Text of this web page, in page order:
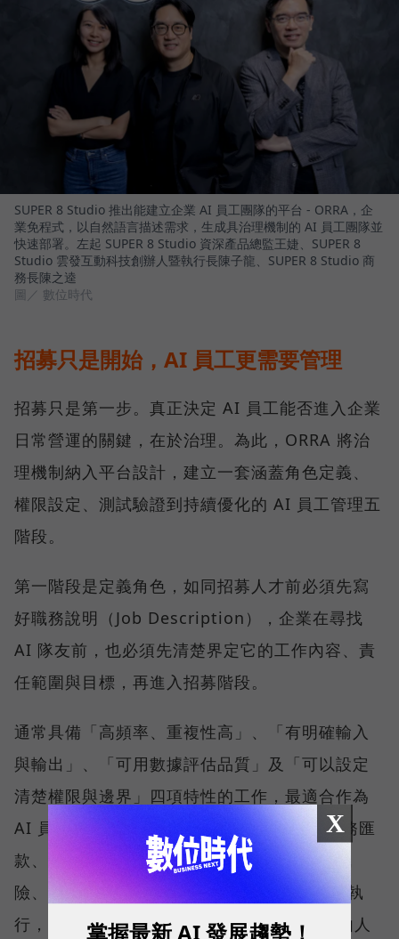
SUPER 8 Studio 推出能建立企業 AI 員工團隊的平台 - ORRA，企
業免程式，以自然語言描述需求，生成具治理機制的 AI 員工團隊並
快速部署。左起 SUPER 8 Studio 資深產品總監王婕、SUPER 8
Studio 雲發互動科技創辦人暨執行長陳子龍、SUPER 8 Studio 商
務長陳之逵
圖／ 數位時代
招募只是開始，AI 員工更需要管理
招募只是第一步。真正決定 AI 員工能否進入企業
日常營運的關鍵，在於治理。為此，ORRA 將治
理機制納入平台設計，建立一套涵蓋角色定義、
權限設定、測試驗證到持續優化的 AI 員工管理五
階段。
第一階段是定義角色，如同招募人才前必須先寫
好職務說明（Job Description），企業在尋找
AI 隊友前，也必須先清楚界定它的工作內容、責
任範圍與目標，再進入招募階段。
通常具備「高頻率、重複性高」、「有明確輸入
與輸出」、「可用數據評估品質」及「可以設定
清楚權限與邊界」四項特性的工作，最適合作為
AI 員工的第一個應用場景。相反地，涉及財務匯
款、人際互動、情感信任，或美感判斷等高風
險、難以標準化的工作，則不應完全交由 AI 執
行，而應保留 Human in the Loop 機制，由人
X
掌握最新 AI 發展趨勢！